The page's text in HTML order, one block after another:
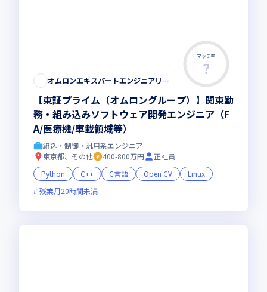
マッチ率
オムロンエキスパートエンジニアリング株式会社
【東証プライム（オムロングループ）】関東勤
務・組み込みソフトウェア開発エンジニア（F
A/医療機/車載領域等）
組込・制御・汎用系エンジニア
東京都、その他
400-800万円
正社員
Python
C++ C言語 Open CV
Linux
残業月20時間未満